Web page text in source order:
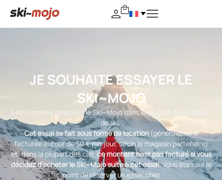
JE SOUHAITE ESSAYER LE
SKI~MOJO
Il est possible d’essayer le Ski~Mojo dans la plupart des stations
de ski.
Cet essai se fait sous forme de location (généralement
facturée autour de 50 € par jour, selon le magasin partenaire)
et, dans la plupart des cas,ce montant n’est pas facturé si vous
décidez d’acheter le Ski~Mojo suite à cet essai. Vous êtes sur le
point de réserver un essai chez